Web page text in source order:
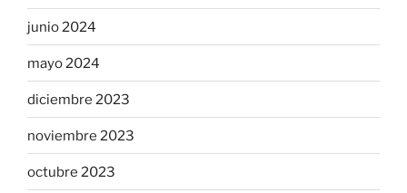
junio 2024
mayo 2024
diciembre 2023
noviembre 2023
octubre 2023